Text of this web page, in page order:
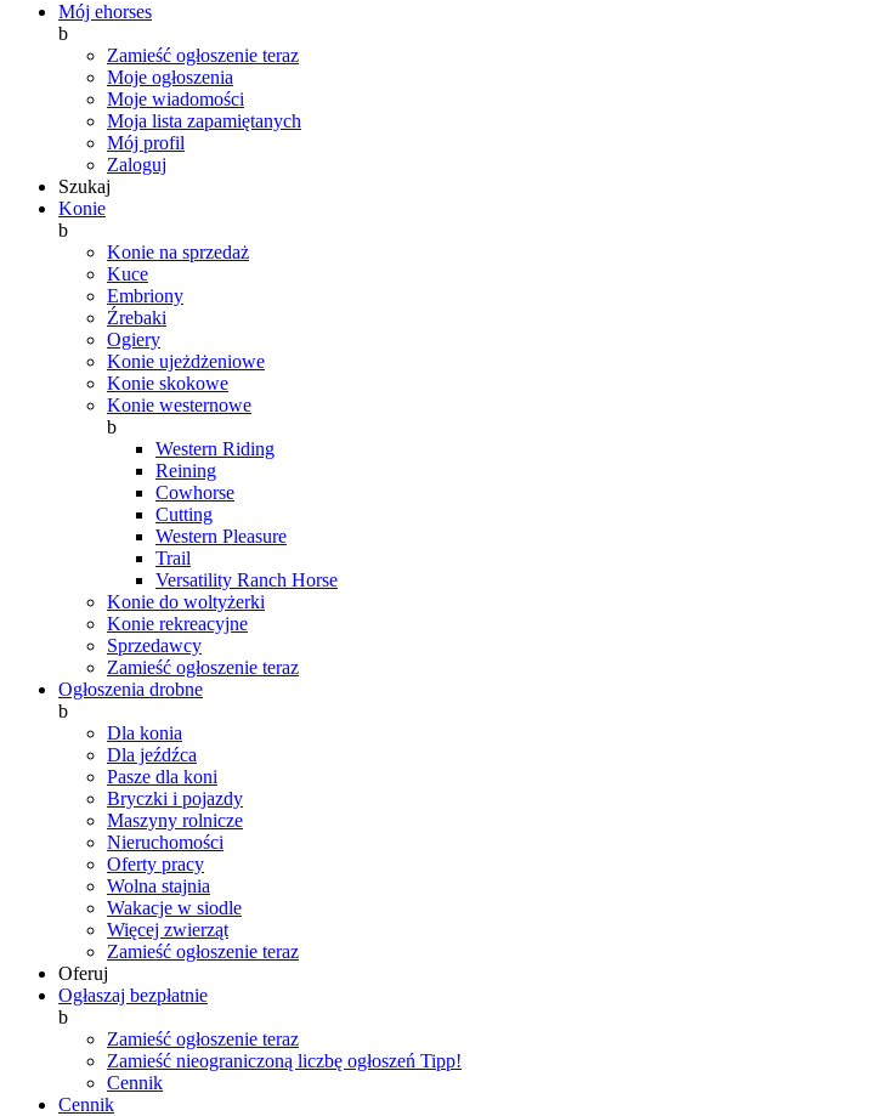
Mój ehorses
b
Zamieść ogłoszenie teraz
Moje ogłoszenia
Moje wiadomości
Moja lista zapamiętanych
Mój profil
Zaloguj
Szukaj
Konie
b
Konie na sprzedaż
Kuce
Embriony
Źrebaki
Ogiery
Konie ujeżdżeniowe
Konie skokowe
Konie westernowe
b
Western Riding
Reining
Cowhorse
Cutting
Western Pleasure
Trail
Versatility Ranch Horse
Konie do woltyżerki
Konie rekreacyjne
Sprzedawcy
Zamieść ogłoszenie teraz
Ogłoszenia drobne
b
Dla konia
Dla jeźdźca
Pasze dla koni
Bryczki i pojazdy
Maszyny rolnicze
Nieruchomości
Oferty pracy
Wolna stajnia
Wakacje w siodle
Więcej zwierząt
Zamieść ogłoszenie teraz
Oferuj
Ogłaszaj bezpłatnie
b
Zamieść ogłoszenie teraz
Zamieść nieograniczoną liczbę ogłoszeń Tipp!
Cennik
Cennik